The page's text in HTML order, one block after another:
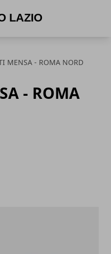
MENSA - ROMA NORD
- ROMA